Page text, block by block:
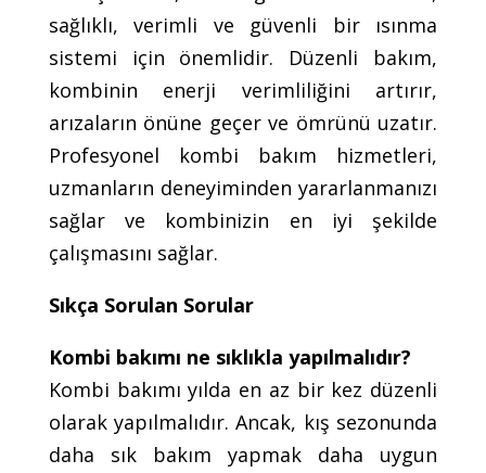
sağlıklı, verimli ve güvenli bir ısınma
sistemi için önemlidir. Düzenli bakım,
kombinin enerji verimliliğini artırır,
arızaların önüne geçer ve ömrünü uzatır.
Profesyonel kombi bakım hizmetleri,
uzmanların deneyiminden yararlanmanızı
sağlar ve kombinizin en iyi şekilde
çalışmasını sağlar.
Sıkça Sorulan Sorular
Kombi bakımı ne sıklıkla yapılmalıdır?
Kombi bakımı yılda en az bir kez düzenli
olarak yapılmalıdır. Ancak, kış sezonunda
daha sık bakım yapmak daha uygun